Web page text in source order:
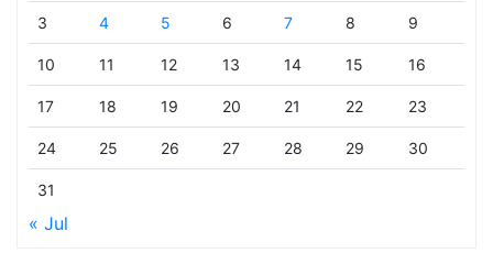
3 4 5 6 7 8 9
10 11 12 13 14 15 16
17 18 19 20 21 22 23
24 25 26 27 28 29 30
31
« Jul